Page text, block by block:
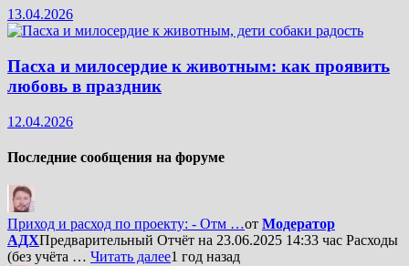
13.04.2026
Пасха и милосердие к животным: как проявить
любовь в праздник
12.04.2026
Последние сообщения на форуме
Приход и расход по проекту: - Отм …от Модератор
АДХПредварительный Отчёт на 23.06.2025 14:33 час Расходы
(без учёта … Читать далее1 год назад